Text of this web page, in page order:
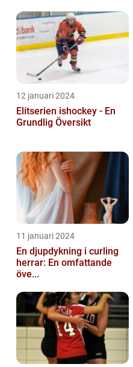
12 januari 2024
Elitserien ishockey - En
Grundlig Översikt
11 januari 2024
En djupdykning i curling
herrar: En omfattande
öve...